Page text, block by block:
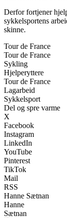
Derfor fortjener
sykkelsportens
skinne.
Tour de France
Tour de France
Sykling
Hjelperyttere
Tour de France
Lagarbeid
Sykkelsport
Del og spre varme
X
Facebook
Instagram
LinkedIn
YouTube
Pinterest
TikTok
Mail
RSS
Hanne Sætnan
Hanne
Sætnan